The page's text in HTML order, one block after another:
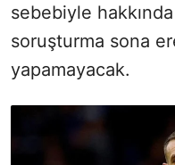
sebebiyle
soruşturma sona
yapamayacak.